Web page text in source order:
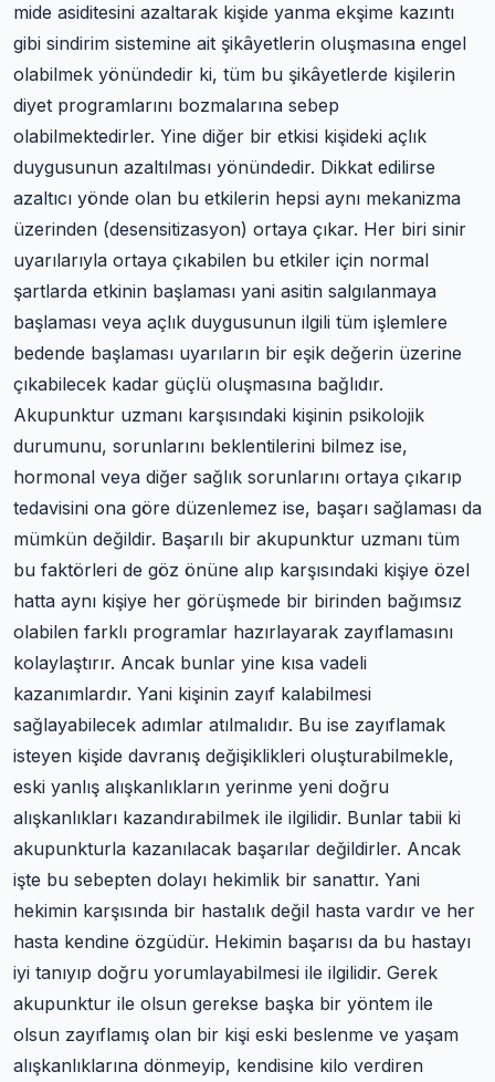
mide asiditesini azaltarak kişide yanma ekşime kazıntı
gibi sindirim sistemine ait şikâyetlerin oluşmasına engel
olabilmek yönündedir ki, tüm bu şikâyetlerde kişilerin
diyet programlarını bozmalarına sebep
olabilmektedirler. Yine diğer bir etkisi kişideki açlık
duygusunun azaltılması yönündedir. Dikkat edilirse
azaltıcı yönde olan bu etkilerin hepsi aynı mekanizma
üzerinden (desensitizasyon) ortaya çıkar. Her biri sinir
uyarılarıyla ortaya çıkabilen bu etkiler için normal
şartlarda etkinin başlaması yani asitin salgılanmaya
başlaması veya açlık duygusunun ilgili tüm işlemlere
bedende başlaması uyarıların bir eşik değerin üzerine
çıkabilecek kadar güçlü oluşmasına bağlıdır.
Akupunktur uzmanı karşısındaki kişinin psikolojik
durumunu, sorunlarını beklentilerini bilmez ise,
hormonal veya diğer sağlık sorunlarını ortaya çıkarıp
tedavisini ona göre düzenlemez ise, başarı sağlaması da
mümkün değildir. Başarılı bir akupunktur uzmanı tüm
bu faktörleri de göz önüne alıp karşısındaki kişiye özel
hatta aynı kişiye her görüşmede bir birinden bağımsız
olabilen farklı programlar hazırlayarak zayıflamasını
kolaylaştırır. Ancak bunlar yine kısa vadeli
kazanımlardır. Yani kişinin zayıf kalabilmesi
sağlayabilecek adımlar atılmalıdır. Bu ise zayıflamak
isteyen kişide davranış değişiklikleri oluşturabilmekle,
eski yanlış alışkanlıkların yerinme yeni doğru
alışkanlıkları kazandırabilmek ile ilgilidir. Bunlar tabii ki
akupunkturla kazanılacak başarılar değildirler. Ancak
işte bu sebepten dolayı hekimlik bir sanattır. Yani
hekimin karşısında bir hastalık değil hasta vardır ve her
hasta kendine özgüdür. Hekimin başarısı da bu hastayı
iyi tanıyıp doğru yorumlayabilmesi ile ilgilidir. Gerek
akupunktur ile olsun gerekse başka bir yöntem ile
olsun zayıflamış olan bir kişi eski beslenme ve yaşam
alışkanlıklarına dönmeyip, kendisine kilo verdiren